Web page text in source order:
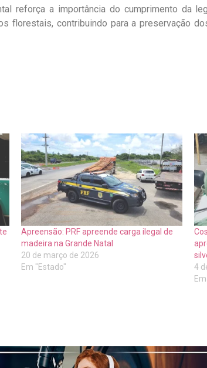
reforça a importância do cumprimento da
florestais, contribuindo para a preservação
Apreensão: PRF apreende carga ilegal de
madeira na Grande Natal
20 de março de 2026
Em "Estado"
4